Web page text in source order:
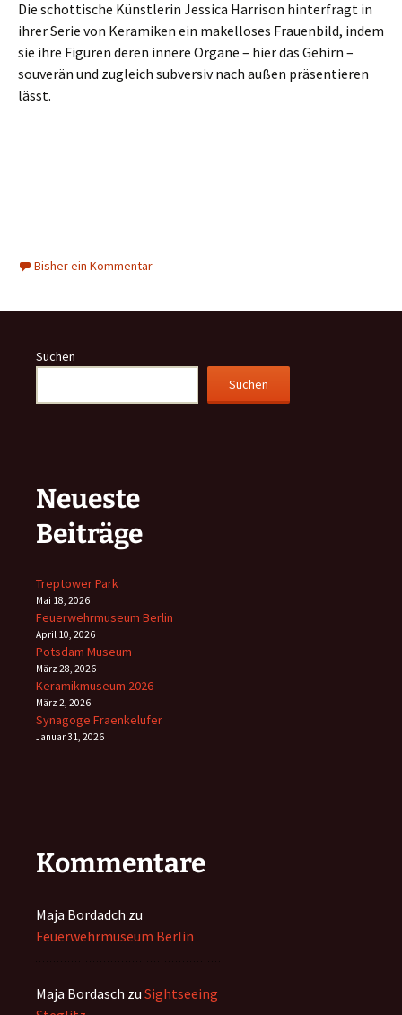
Die schottische Künstlerin Jessica Harrison hinterfragt in
ihrer Serie von Keramiken ein makelloses Frauenbild, indem
sie ihre Figuren deren innere Organe – hier das Gehirn –
souverän und zugleich subversiv nach außen präsentieren
lässt.
Bisher ein Kommentar
Suchen
Suchen
Neueste
Beiträge
Treptower Park
Mai 18, 2026
Feuerwehrmuseum Berlin
April 10, 2026
Potsdam Museum
März 28, 2026
Keramikmuseum 2026
März 2, 2026
Synagoge Fraenkelufer
Januar 31, 2026
Kommentare
Maja Bordadch zu
Feuerwehrmuseum Berlin
Maja Bordasch zu Sightseeing